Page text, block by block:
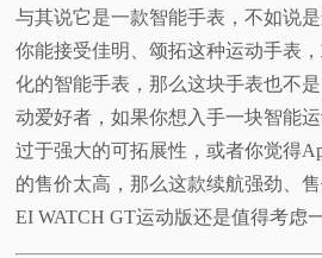
与其说它是一款智能手表，不如说
你能接受佳明、颂拓这种运动手表
化的智能手表，那么这块手表也不
动爱好者，如果你想入手一块智能
过于强大的可拓展性，或者你觉得
的售价太高，那么这款续航强劲、
EI WATCH GT运动版还是值得考虑